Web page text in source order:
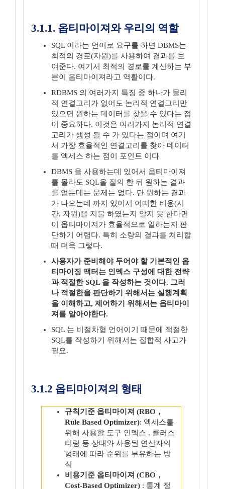
3.1.1. 옵티마이져와 우리의 역할
SQL 이라는 언어로 요구를 하면 DBMS는
최적의 경로(자원)를 사용하여 결과를 보
여준다. 여기서 최적의 경로를 계산하는 부
분이 옵티마이져라고 역활이다.
RDBMS 의 여러가지 특징 중 하나가 물리
적 연결고리가 없어도 논리적 연결고리만
있으면 원하는 데이터를 찾을 수 있다는 점
이 중요하다. 이것은 여러가지 논리적 연결
고리가 생성 될 수 가 있다는 점이며 여기
서 가장 효율적인 연결고리를 찾아 데이터
를 엑세스 하는 점이 포인트 이다
DBMS 을 사용하는데 있어서 옵티마이져
를 몰라도 SQL을 질의 한 뒤 원하는 결과
를 얻는데는 문제는 없다. 단 원하는 결과
가 나오는데 까지 있어서 어떠한 비용(시
간, 자원)을 지불 하였는지 알지 못 한다면
이 옵티마이져가 효율적으로 일하는지 판
단하기 어렵다. 특히 소량의 결과를 처리할
때 더욱 그렇다.
사용자가 준비해야 두어야 할 기본적인 옵
티마이징 팩터는 인덱스 구성에 대한 전략
과 적절한 SQL 을 작성하는 것이다. 그러
나 적절한을 판단하기 위해서는 실행계획
을 이해하고, 제어하기 위해서는 옵티마이
져를 알아야한다.
SQL 는 비절차형 언어이기 때문에 적절한
SQL를 작성하기 위해서는 집합적 사고가
필요.
3.1.2 옵티마이져의 형태
규칙기준 옵티마이져 (RBO，
Rule Based Optimizer): 엑세스를
위해 사용할 도구 인덱스 , 클러스
터링 등 상태와 사용된 연산자의
형태에 따라 순위를 부유하는 방
식
비용기준 옵티마이져 (CBO，
Cost-Based Optimizer) : 통계 정